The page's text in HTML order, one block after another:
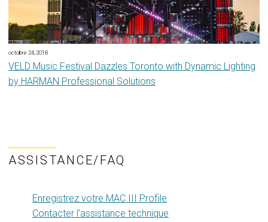
octobre 24, 2018
VELD Music Festival Dazzles Toronto with Dynamic Lighting
by HARMAN Professional Solutions
ASSISTANCE/FAQ
Enregistrez votre MAC III Profile
Contacter l’assistance technique